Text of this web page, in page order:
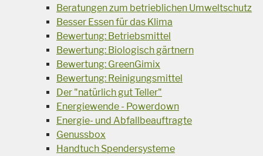
Beratungen zum betrieblichen Umweltschutz
Besser Essen für das Klima
Bewertung: Betriebsmittel
Bewertung: Biologisch gärtnern
Bewertung: GreenGimix
Bewertung: Reinigungsmittel
Der "natürlich gut Teller"
Energiewende - Powerdown
Energie- und Abfallbeauftragte
Genussbox
Handtuch Spendersysteme